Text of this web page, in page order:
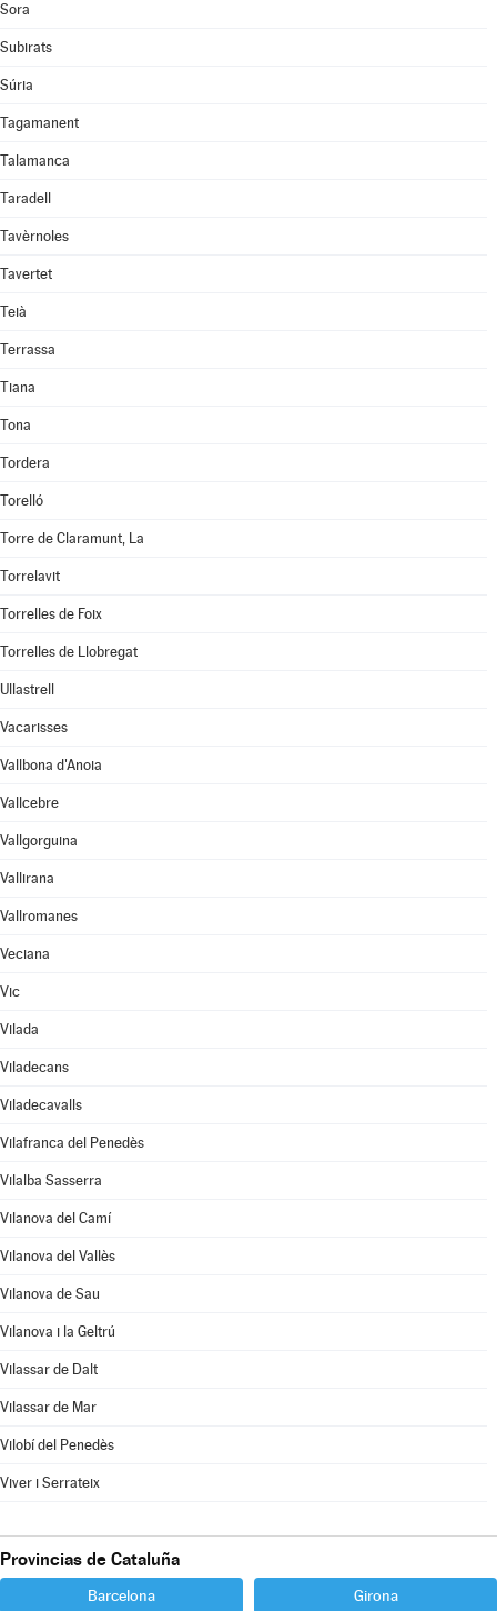
Sora
Subirats
Súria
Tagamanent
Talamanca
Taradell
Tavèrnoles
Tavertet
Teià
Terrassa
Tiana
Tona
Tordera
Torelló
Torre de Claramunt, La
Torrelavit
Torrelles de Foix
Torrelles de Llobregat
Ullastrell
Vacarisses
Vallbona d'Anoia
Vallcebre
Vallgorguina
Vallirana
Vallromanes
Veciana
Vic
Vilada
Viladecans
Viladecavalls
Vilafranca del Penedès
Vilalba Sasserra
Vilanova del Camí
Vilanova del Vallès
Vilanova de Sau
Vilanova i la Geltrú
Vilassar de Dalt
Vilassar de Mar
Vilobí del Penedès
Viver i Serrateix
Provincias de Cataluña
Barcelona Girona